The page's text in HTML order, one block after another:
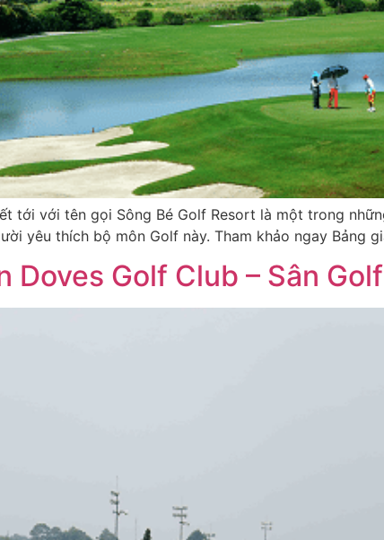
tới với tên gọi Sông Bé Golf Resort là một trong
yêu thích bộ môn Golf này. Tham khảo ngay Bảng
Doves Golf Club – Sân